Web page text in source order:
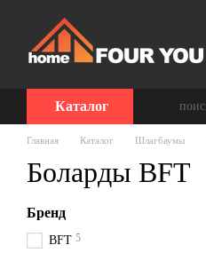
Каталог
Главная Каталог Шлагбаумы
Боларды BFT
Бренд
BFT 5